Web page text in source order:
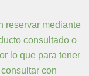
reservar mediante
consultado o
lo que para tener
con